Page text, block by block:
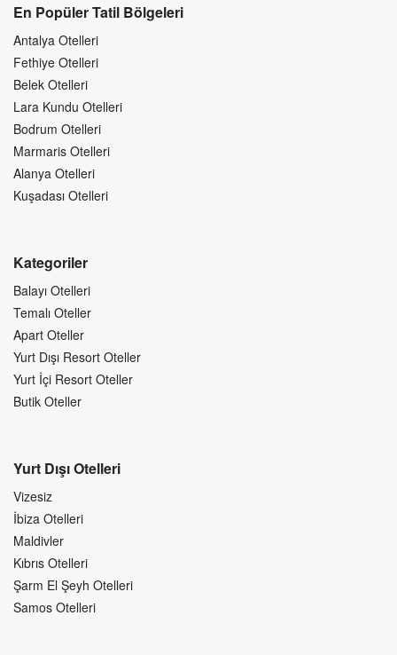
En Popüler Tatil Bölgeleri
Antalya Otelleri
Fethiye Otelleri
Belek Otelleri
Lara Kundu Otelleri
Bodrum Otelleri
Marmaris Otelleri
Alanya Otelleri
Kuşadası Otelleri
Kategoriler
Balayı Otelleri
Temalı Oteller
Apart Oteller
Yurt Dışı Resort Oteller
Yurt İçi Resort Oteller
Butik Oteller
Yurt Dışı Otelleri
Vizesiz
İbiza Otelleri
Maldivler
Kıbrıs Otelleri
Şarm El Şeyh Otelleri
Samos Otelleri